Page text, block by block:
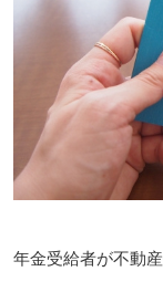
年金受給者が不動